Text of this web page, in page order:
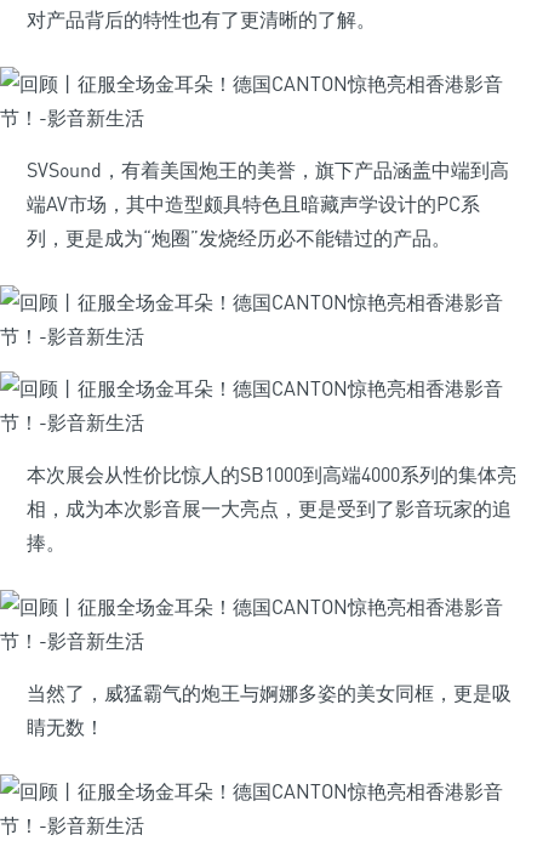
对产品背后的特性也有了更清晰的了解。
SVSound，有着美国炮王的美誉，旗下产品涵盖中端到高
端AV市场，其中造型颇具特色且暗藏声学设计的PC系
列，更是成为“炮圈”发烧经历必不能错过的产品。
本次展会从性价比惊人的SB1000到高端4000系列的集体亮
相，成为本次影音展一大亮点，更是受到了影音玩家的追
捧。
当然了，威猛霸气的炮王与婀娜多姿的美女同框，更是吸
睛无数！